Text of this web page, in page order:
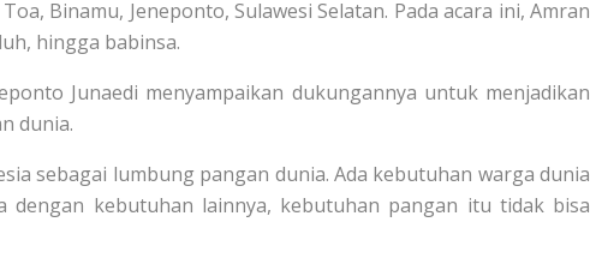
Binamu, Jeneponto, Sulawesi Selatan. Pada acara ini, Amran
hingga babinsa.
Junaedi menyampaikan dukungannya untuk menjadikan
dunia.
sebagai lumbung pangan dunia. Ada kebutuhan warga dunia
dengan kebutuhan lainnya, kebutuhan pangan itu tidak bisa